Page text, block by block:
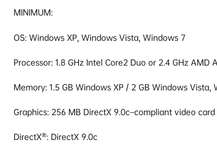
MINIMUM:
OS: Windows XP, Windows Vista, Windows 7
Processor: 1.8 GHz Intel Core2 Duo or 2.4 GHz AMD
Memory: 1.5 GB Windows XP / 2 GB Windows Vista,
Graphics: 256 MB DirectX 9.0c–compliant video
DirectX®: DirectX 9.0c